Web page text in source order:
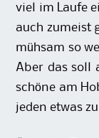
viel im Laufe
auch zumeist
mühsam so
Aber das soll
schöne am
jeden etwas